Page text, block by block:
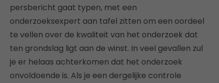
persbericht gaat typen, met een
onderzoeksexpert aan tafel zitten om een oordeel
te vellen over de kwaliteit van het onderzoek dat
ten grondslag ligt aan de winst. In veel gevallen zul
je er helaas achterkomen dat het onderzoek
onvoldoende is. Als je een dergelijke controle